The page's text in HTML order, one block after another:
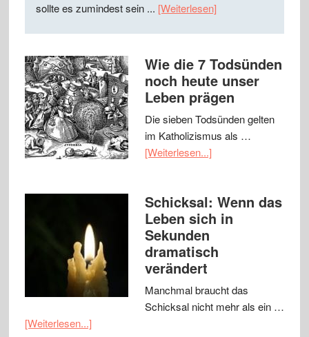
sollte es zumindest sein ... [Weiterlesen]
Wie die 7 Todsünden
noch heute unser
Leben prägen
Die sieben Todsünden gelten
im Katholizismus als …
[Weiterlesen...]
Schicksal: Wenn das
Leben sich in
Sekunden
dramatisch
verändert
Manchmal braucht das
Schicksal nicht mehr als ein …
[Weiterlesen...]